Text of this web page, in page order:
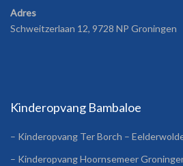
Adres
Schweitzerlaan 12, 9728 NP Groningen
Kinderopvang Bambaloe
– Kinderopvang Ter Borch –
– Kinderopvang Hoornsemeer